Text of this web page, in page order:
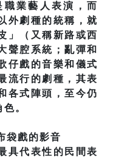
職業藝人表演，而
外劇種的統稱，就
」（又稱新路或西
聲腔系統；亂彈和
仔戲的音樂和儀式
流行的劇種，其表
各式陣頭，至今仍
。
戲的影音
具代表性的民間表